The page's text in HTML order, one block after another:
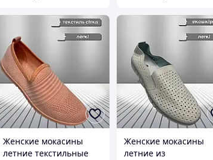
Женские мокасины
летние текстильные
Женские мокасины
летние из